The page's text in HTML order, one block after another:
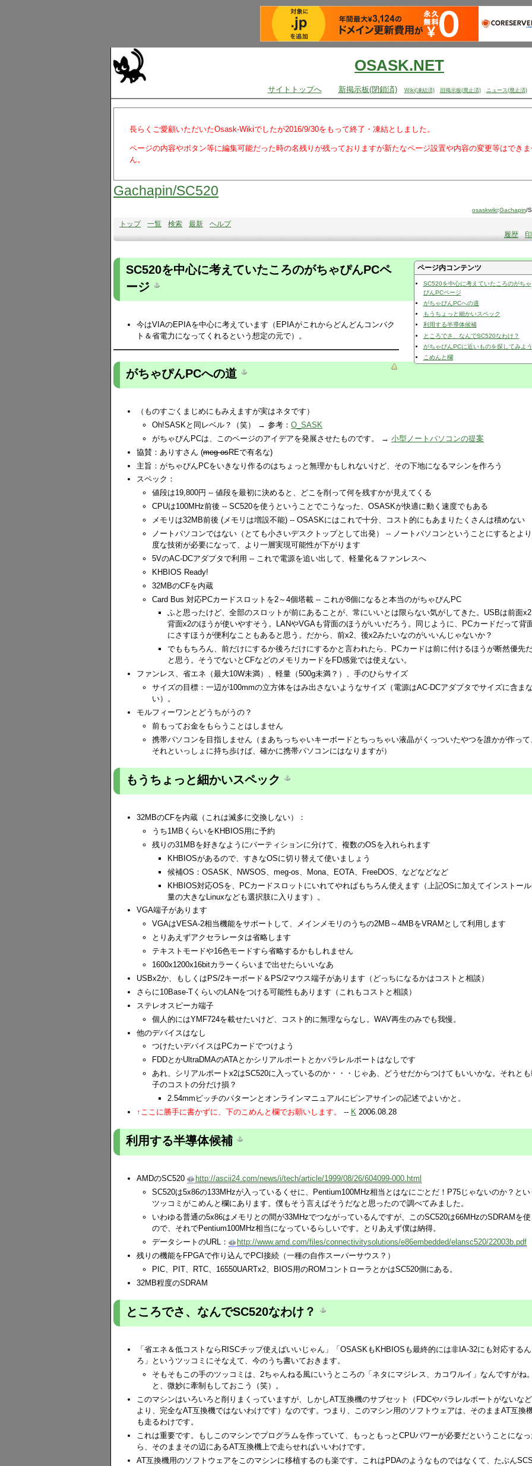
OSASK.NET
サイトトップへ 新掲示板(閉鎖済) Wiki(凍結済) 旧掲示板(廃止済) ニュース(廃止済)
長らくご愛顧いただいたOsask-Wikiでしたが2016/9/30をもって終了・凍結としました。
ページの内容やボタン等に編集可能だった時の名残りが残っておりますが新たなページ設置や内容の変更等はでき
ん。
Gachapin​/SC520
osaskwiki:Gachapin/
トップ 一覧 検索 最新
ヘルプ
履歴
ページ内コンテンツ
SC520を中心に考えていたころのがちゃ
ぴんPCページ
がちゃぴんPCへの道
もうちょっと細かいスペック
利用する半導体候補
ところでさ、なんでSC520なわけ？
がちゃぴんPCに近いものを探してみよう
こめんと欄
SC520を中心に考えていたころのがちゃぴんPCペ
ージ
今はVIAのEPIAを中心に考えています（EPIAがこれからどんどんコンパク
ト＆省電力になってくれるという想定の元で）。
がちゃぴんPCへの道
（ものすごくまじめにもみえますが実はネタです）
Oh!SASKと同レベル？（笑） → 参考： O_SASK
がちゃぴんPCは、このページのアイデアを発展させたものです。 → 小型ノートパソコンの提案
協賛：ありすさん (meg-osREで有名な)
主旨：がちゃぴんPCをいきなり作るのはちょっと無理かもしれないけど、その下地になるマシンを作ろう
スペック：
値段は19,800円 -- 値段を最初に決めると、どこを削って何を残すかが見えてくる
CPUは100MHz前後 -- SC520を使うということでこうなった、OSASKが快適に動く速度でもある
メモリは32MB前後 (メモリは増設不能) -- OSASKにはこれで十分、コスト的にもあまりたくさんは積めない
ノートパソコンではない（とても小さいデスクトップとして出発） -- ノートパソコンということにするとよ
度な技術が必要になって、より一層実現可能性が下がります
5VのAC-DCアダプタで利用 -- これで電源を追い出して、軽量化＆ファンレスへ
KHBIOS Ready!
32MBのCFを内蔵
Card Bus 対応PCカードスロットを2～4個塔載 -- これが8個になると本当のがちゃぴんPC
ふと思ったけど、全部のスロットが前にあることが、常にいいとは限らない気がしてきた。USBは前面x2
背面x2のほうが使いやすそう。LANやVGAも背面のほうがいいだろう。同じように、PCカードだって背
にさすほうが便利なこともあると思う。だから、前x2、後x2みたいなのがいいんじゃないか？
でももちろん、前だけにするか後ろだけにするかと言われたら、PCカードは前に付けるほうが断然優先
と思う。そうでないとCFなどのメモリカードをFD感覚では使えない。
ファンレス、省エネ（最大10W未満）、軽量（500g未満？）、手のひらサイズ
サイズの目標：一辺が100mmの立方体をはみ出さないようなサイズ（電源はAC-DCアダプタでサイズに含まな
い）。
モルフィーワンとどうちがうの？
前もってお金をもらうことはしません
携帯パソコンを目指しません（まあちっちゃいキーボードとちっちゃい液晶がくっついたやつを誰かが作って
それといっしょに持ち歩けば、確かに携帯パソコンにはなりますが）
もうちょっと細かいスペック
32MBのCFを内蔵（これは滅多に交換しない）：
うち1MBくらいをKHBIOS用に予約
残りの31MBを好きなようにパーティションに分けて、複数のOSを入れられます
KHBIOSがあるので、すきなOSに切り替えて使いましょう
候補OS：OSASK、NWSOS、meg-os、Mona、EOTA、FreeDOS、などなどなど
KHBIOS対応OSを、PCカードスロットにいれてやればもちろん使えます（上記OSに加えてインストー
量の大きなLinuxなども選択肢に入ります）。
VGA端子があります
VGAはVESA-2相当機能をサポートして、メインメモリのうちの2MB～4MBをVRAMとして利用します
とりあえずアクセラレータは省略します
テキストモードや16色モードすら省略するかもしれません
1600x1200x16bitカラーくらいまで出せたらいいなあ
USBx2か、もしくはPS/2キーボード＆PS/2マウス端子があります（どっちになるかはコストと相談）
さらに10Base-TくらいのLANをつける可能性もあります（これもコストと相談）
ステレオスピーカ端子
個人的にはYMF724を載せたいけど、コスト的に無理ならなし。WAV再生のみでも我慢。
他のデバイスはなし
つけたいデバイスはPCカードでつけよう
FDDとかUltraDMAのATAとかシリアルポートとかパラレルポートはなしです
あれ、シリアルポートx2はSC520に入っているのか・・・じゃあ、どうせだからつけてもいいかな。それと
子のコストの分だけ損？
2.54mmピッチのパターンとオンラインマニュアルにピンアサインの記述でよいかと。
↑ここに勝手に書かずに、下のこめんと欄でお願いします。
-- K 2006.08.28
利用する半導体候補
AMDのSC520
http://ascii24.com/news/i/tech/article/1999/08/26/604099-000.html
SC520は5x86の133MHzが入っているくせに、Pentium100MHz相当とはなにごとだ！P75じゃないのか？とい
ツッコミがこめんと欄にあります。僕もそう言えばそうだなと思ったので調べてみました。
いわゆる普通の5x86はメモリとの間が33MHzでつながっているんですが、このSC520は66MHzのSDRAMを使
ので、それでPentium100MHz相当になっているらしいです。とりあえず僕は納得。
データシートのURL：
http://www.amd.com/files/connectivitysolutions/e86embedded/elansc520/22003b.pdf
残りの機能をFPGAで作り込んでPCI接続（一種の自作スーパーサウス？）
PIC、PIT、RTC、16550UARTx2、BIOS用のROMコントローラとかはSC520側にある。
32MB程度のSDRAM
ところでさ、なんでSC520なわけ？
「省エネ＆低コストならRISCチップ使えばいいじゃん」「OSASKもKHBIOSも最終的には非IA-32にも対応する
ろ」というツッコミにそなえて、今のうち書いておきます。
そもそもこの手のツッコミは、2ちゃんねる風にいうところの「ネタにマジレス、カコワルイ」なんですがね。
と、微妙に牽制もしておこう（笑）。
このマシンはいろいろと削りまくっていますが、しかしAT互換機のサブセット（FDCやパラレルポートがないな
より、完全なAT互換機ではないわけです）なのです。つまり、このマシン用のソフトウェアは、そのままAT互換
も走るわけです。
これは重要です。もしこのマシンでプログラムを作っていて、もっともっとCPUパワーが必要だということになっ
ら、そのままその辺にあるAT互換機上で走らせればいいわけです。
AT互換機用のソフトウェアをこのマシンに移植するのも楽です。これはPDAのようなものではなくて、たぶん